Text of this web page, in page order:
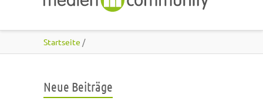
Startseite /
Neue Beiträge